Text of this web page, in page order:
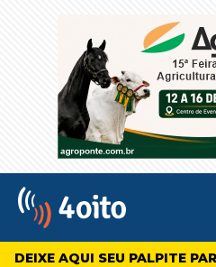
4oito
DEIXE AQUI SEU PALPITE